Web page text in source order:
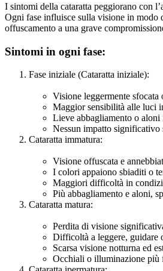
I sintomi della cataratta peggiorano con
Ogni fase influisce sulla visione in modo
offuscamento a una grave
Sintomi in ogni fase:
Fase iniziale (Cataratta iniziale):
Visione leggermente sfocata
Maggior sensibilità alle luci
Lieve abbagliamento o
Nessun impatto
Cataratta immatura:
Visione offuscata e
I colori appaiono sbiaditi o
Maggiori difficoltà in
Più abbagliamento e aloni,
Cataratta matura:
Perdita di visione
Difficoltà a leggere, guidare
Scarsa visione notturna ed
Occhiali o illuminazione più